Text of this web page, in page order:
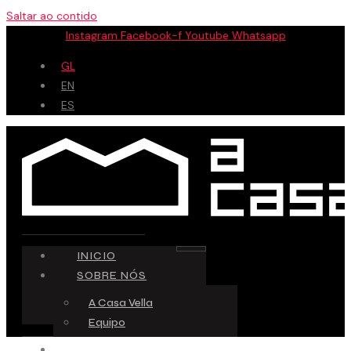
Saltar ao contido
Instagram Facebook-f Youtube Whatsapp
GL
EN
ES
INICIO
SOBRE NÓS
A Casa Vella
Equipo